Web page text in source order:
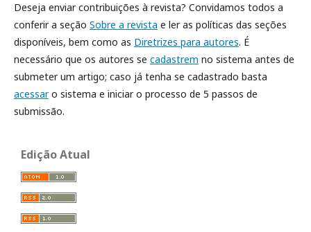
Deseja enviar contribuições à revista? Convidamos todos a
conferir a seção Sobre a revista e ler as políticas das seções
disponíveis, bem como as Diretrizes para autores. É
necessário que os autores se cadastrem no sistema antes de
submeter um artigo; caso já tenha se cadastrado basta
acessaro sistema e iniciar o processo de 5 passos de
submissão.
Edição Atual